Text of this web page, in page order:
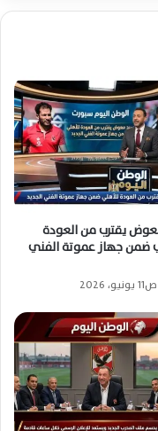
يقترب من العودة
ضمن جهاز عموتة الفني